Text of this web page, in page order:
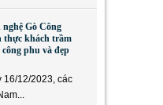
nghệ Gò Công
thực khách trầm
phu và đẹp
16/12/2023, các